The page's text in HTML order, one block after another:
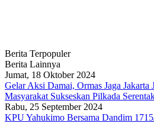
Berita Terpopuler
Berita Lainnya
Jumat, 18 Oktober 2024
Gelar Aksi Damai, Ormas Jaga Jakarta
Masyarakat Sukseskan Pilkada
Rabu, 25 September 2024
KPU Yahukimo Bersama Dandim